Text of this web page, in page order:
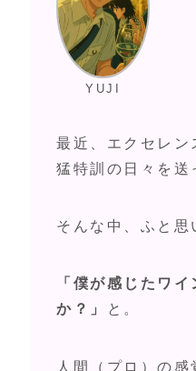
YUJI
最近、エクセレン
猛特訓の日々を送
そんな中、ふと思
「僕が感じたワ
か？」
と。
人間（プロ）の